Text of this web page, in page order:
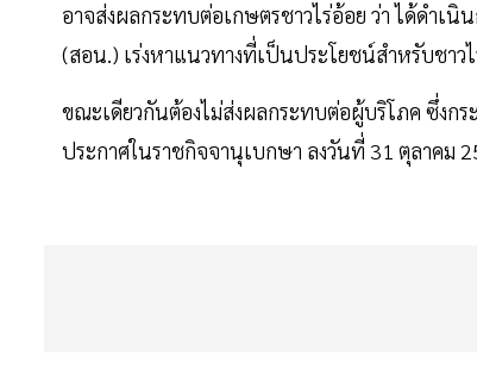
อาจส่งผลกระทบต่อเกษตรชาวไร่อ้อย ว่า ได้ดำเ
(สอน.) เร่งหาแนวทางที่เป็นประโยชน์สำหรับชา
ขณะเดียวกันต้องไม่ส่งผลกระทบต่อผู้บริโภค ซึ่งก
ประกาศในราชกิจจานุเบกษา ลงวันที่ 31 ตุลาคม